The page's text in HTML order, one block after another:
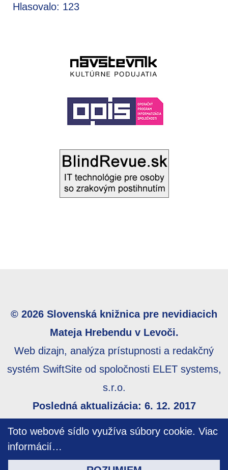
Toto webové sídlo využíva súbory cookie. Viac
informácií…
Hlasovalo: 123
© 2026 Slovenská knižnica pre nevidiacich
Mateja Hrebendu v Levoči.
Web dizajn, analýza prístupnosti a redakčný
systém SwiftSite od spoločnosti ELET systems,
s.r.o.
Posledná aktualizácia: 6. 12. 2017
prístupnosti